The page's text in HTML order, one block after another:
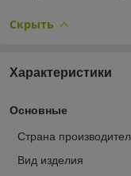
Скрыть
Характеристики
Основные
Страна
Вид изделия